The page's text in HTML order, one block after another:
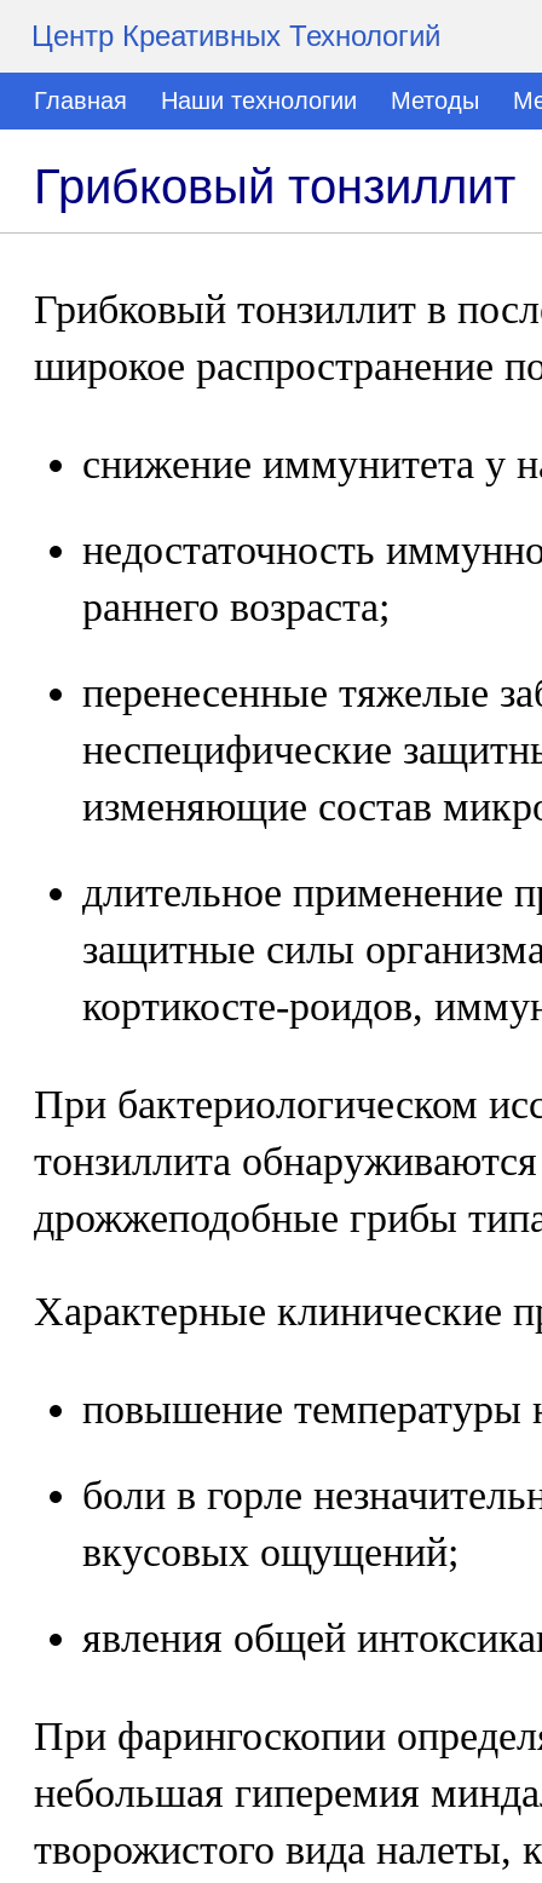
Центр Креативных Технологий
Главная Наши технологии Методы
Грибковый тонзиллит
Грибковый тонзиллит в
широкое распространение
снижение иммунитета у
недостаточность
раннего возраста;
перенесенные тяжелые
неспецифические
изменяющие состав
длительное применение
защитные силы
кортикосте-роидов,
При бактериологическом
тонзиллита
дрожжеподобные грибы
Характерные клинические
повышение температуры
боли в горле
вкусовых ощущений;
явления общей
При фарингоскопии
небольшая гиперемия
творожистого вида налеты,